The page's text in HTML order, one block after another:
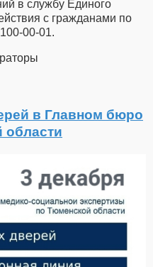
в службу Единого
с гражданами по
00-01.
в Главном бюро